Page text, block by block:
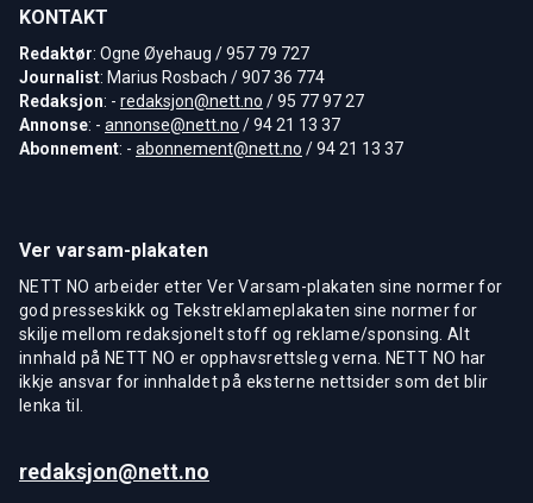
KONTAKT
Redaktør: Ogne Øyehaug / 957 79 727
Journalist: Marius Rosbach / 907 36 774
Redaksjon: - redaksjon@nett.no / 95 77 97 27
Annonse: - annonse@nett.no / 94 21 13 37
Abonnement: - abonnement@nett.no / 94 21 13 37
Ver varsam-plakaten
NETT NO arbeider etter Ver Varsam-plakaten sine normer for
god presseskikk og Tekstreklameplakaten sine normer for
skilje mellom redaksjonelt stoff og reklame/sponsing. Alt
innhald på NETT NO er opphavsrettsleg verna. NETT NO har
ikkje ansvar for innhaldet på eksterne nettsider som det blir
lenka til.
redaksjon@nett.no